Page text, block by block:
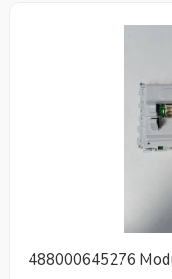
488000645276